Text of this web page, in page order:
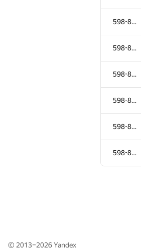
598-854
598-854
598-854
598-854
598-854
598-854
© 2013–2026Yandex